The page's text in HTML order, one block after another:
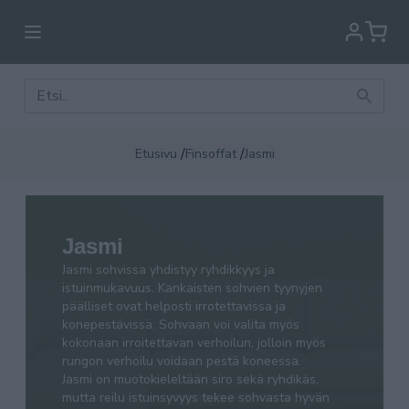
Etusivu /Finsoffat /Jasmi
Jasmi sohvissa yhdistyy ryhdikkyys ja
istuinmukavuus. Kankaisten sohvien tyynyjen
päälliset ovat helposti irrotettavissa ja
konepestävissä. Sohvaan voi valita myös kokonaan
irroitettavan verhoilun, jolloin myös rungon verhoilu
voidaan pestä koneessa.
Jasmi on muotokieleltään siro sekä ryhdikäs, mutta
reilu istuinsyvyys tekee sohvasta hyvän löhöillä.
Jasmi
Jasmi sohvissa yhdistyy ryhdikkyys ja
istuinmukavuus. Kankaisten sohvien tyynyjen
päälliset ovat helposti irrotettavissa ja
konepestävissä. Sohvaan voi valita myös
kokonaan irroitettavan verhoilun, jolloin myös
rungon verhoilu voidaan pestä koneessa.
Jasmi on muotokieleltään siro sekä ryhdikäs,
mutta reilu istuinsyvyys tekee sohvasta hyvän